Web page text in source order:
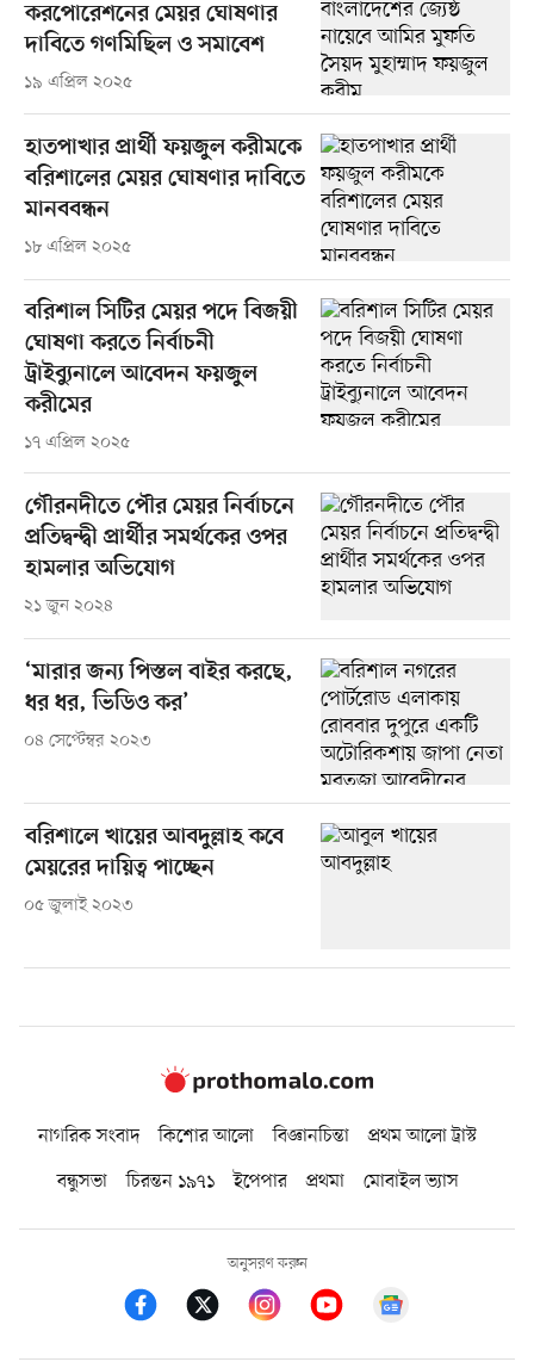
করপোরেশনের মেয়র ঘোষণার
দাবিতে গণমিছিল ও সমাবেশ
১৯ এপ্রিল ২০২৫
হাতপাখার প্রার্থী ফয়জুল করীমকে
বরিশালের মেয়র ঘোষণার দাবিতে
মানববন্ধন
১৮ এপ্রিল ২০২৫
বরিশাল সিটির মেয়র পদে বিজয়ী
ঘোষণা করতে নির্বাচনী
ট্রাইব্যুনালে আবেদন ফয়জুল
করীমের
১৭ এপ্রিল ২০২৫
গৌরনদীতে পৌর মেয়র নির্বাচনে
প্রতিদ্বন্দ্বী প্রার্থীর সমর্থকের ওপর
হামলার অভিযোগ
২১ জুন ২০২৪
‘মারার জন্য পিস্তল বাইর করছে,
ধর ধর, ভিডিও কর’
০৪ সেপ্টেম্বর ২০২৩
বরিশালে খায়ের আবদুল্লাহ কবে
মেয়রের দায়িত্ব পাচ্ছেন
০৫ জুলাই ২০২৩
নাগরিক সংবাদ কিশোর আলো বিজ্ঞানচিন্তা
প্রথম আলো ট্রাস্ট
বন্ধুসভা
চিরন্তন ১৯৭১ ইপেপার প্রথমা মোবাইল ভ্যাস
অনুসরণ করুন